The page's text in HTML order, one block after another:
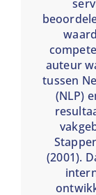
auteur
tussen
(NLP)
(2001).